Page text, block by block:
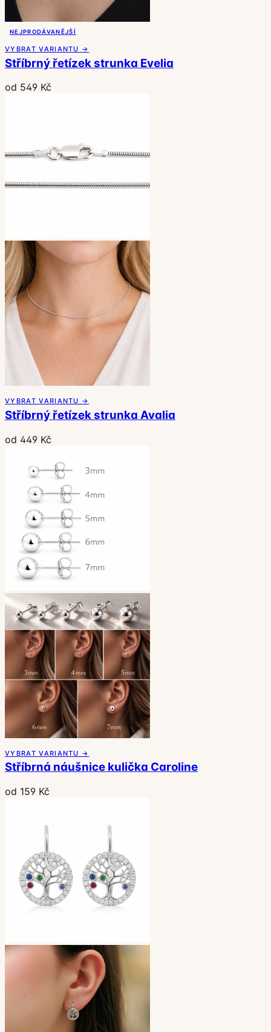
NEJPRODÁVANĚJŠÍ
VYBRAT VARIANTU →
Stříbrný řetízek strunka Evelia
od 549 Kč
VYBRAT VARIANTU →
Stříbrný řetízek strunka Avalia
od 449 Kč
VYBRAT VARIANTU →
Stříbrná náušnice kulička Caroline
od 159 Kč